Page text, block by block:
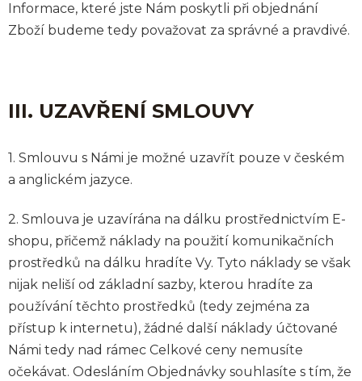
Informace, které jste Nám poskytli při objednání
Zboží budeme tedy považovat za správné a pravdivé.
III. UZAVŘENÍ SMLOUVY
1. Smlouvu s Námi je možné uzavřít pouze v českém
a anglickém jazyce.
2. Smlouva je uzavírána na dálku prostřednictvím E-
shopu, přičemž náklady na použití komunikačních
prostředků na dálku hradíte Vy. Tyto náklady se však
nijak neliší od základní sazby, kterou hradíte za
používání těchto prostředků (tedy zejména za
přístup k internetu), žádné další náklady účtované
Námi tedy nad rámec Celkové ceny nemusíte
očekávat. Odesláním Objednávky souhlasíte s tím, že